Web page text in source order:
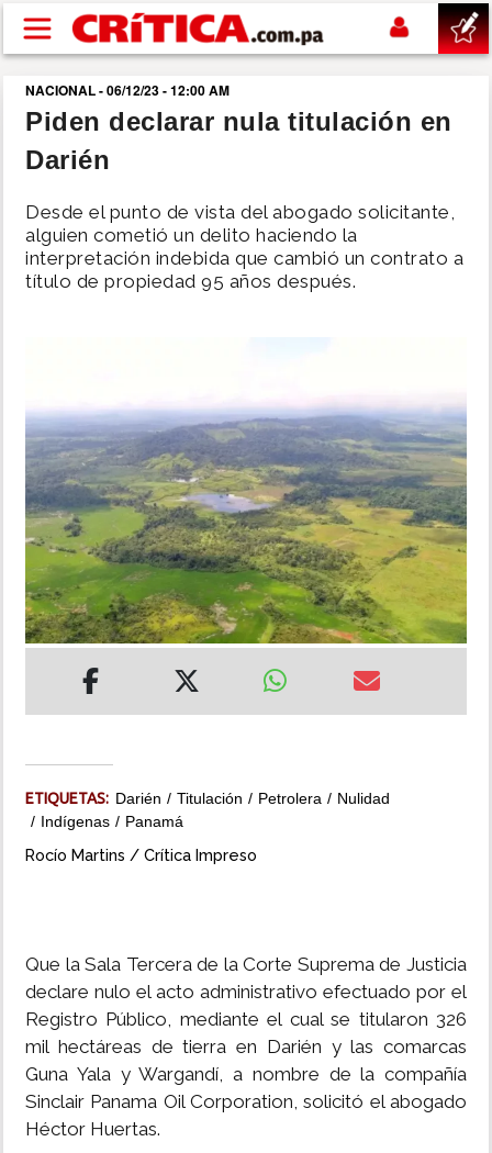
Pasar al contenido principal
buscar
SUCESOS
NACIONAL
POLÍTICA
DEPORTES
MUNDO
INSÓLITAS
MULTIMEDIA
NACIONAL - 06/12/23 - 12:00 AM
Piden declarar nula titulación en
Darién
Desde el punto de vista del abogado solicitante,
alguien cometió un delito haciendo la
interpretación indebida que cambió un contrato a
título de propiedad 95 años después.
ETIQUETAS: Darién Titulación Petrolera
Nulidad
Indígenas
Panamá
Rocío Martins / Crítica Impreso
Que la Sala Tercera de la Corte Suprema de Justicia
declare nulo el acto administrativo efectuado por el
Registro Público, mediante el cual se titularon 326
mil hectáreas de tierra en Darién y las comarcas
Guna Yala y Wargandí, a nombre de la compañía
Sinclair Panama Oil Corporation, solicitó el abogado
Héctor Huertas.